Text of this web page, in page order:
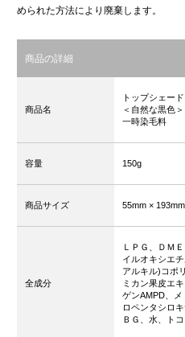
められた方法により廃棄します。
商品の詳細
商品名
トップシェー
＜自然な黒色＞
一時染毛料
容量 150g
商品サイズ 55mm × 193mm
全成分
ＬＰＧ、ＤＭ
イルオキシエ
アルキル)コポ
ミカン果皮エ
ゲンAMPD、
ロペンタシロ
ＢＧ、水、ト